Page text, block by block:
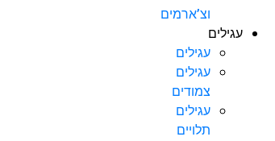
וצ’ארמים
עגילים
עגילים
עגילים
צמודים
עגילים
תלויים